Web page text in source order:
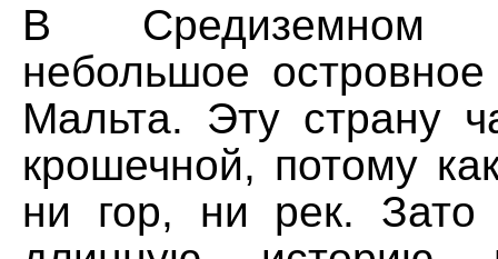
В Средиземном
небольшое островное
Мальта. Эту страну
крошечной, потому
ни гор, ни рек. Зато